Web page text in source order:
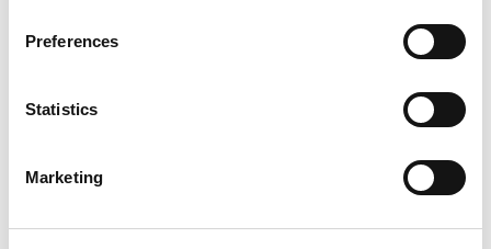
Preferences
Statistics
Marketing
Les Maisons de Haute Joaillerie